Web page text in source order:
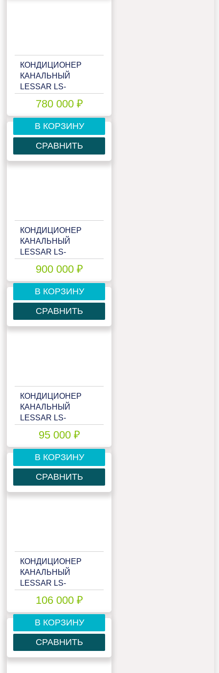
КОНДИЦИОНЕР
КАНАЛЬНЫЙ
LESSAR LS-
H150DIA4
780 000 ₽
В КОРЗИНУ
СРАВНИТЬ
КОНДИЦИОНЕР
КАНАЛЬНЫЙ
LESSAR LS-
H192DIA4
900 000 ₽
В КОРЗИНУ
СРАВНИТЬ
КОНДИЦИОНЕР
КАНАЛЬНЫЙ
LESSAR LS-
HE12UWA2
95 000 ₽
В КОРЗИНУ
СРАВНИТЬ
КОНДИЦИОНЕР
КАНАЛЬНЫЙ
LESSAR LS-
HE18UWA2
106 000 ₽
В КОРЗИНУ
СРАВНИТЬ